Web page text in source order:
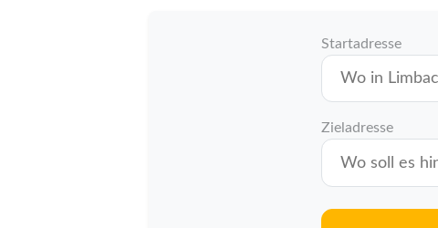
Startadresse
Zieladresse